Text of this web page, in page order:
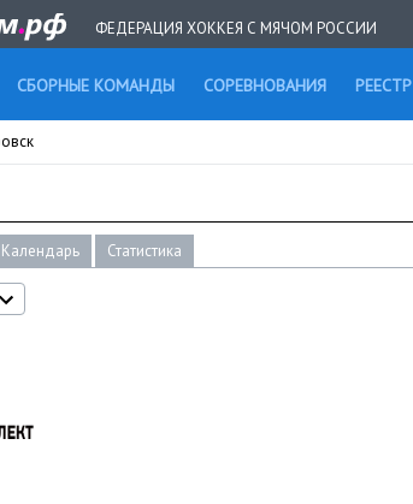
ФЕДЕРАЦИЯ ХОККЕЯ С МЯЧОМ РОССИИ
СБОРНЫЕ КОМАНДЫ СОРЕВНОВАНИЯ РЕЕСТР
Календарь Статистика